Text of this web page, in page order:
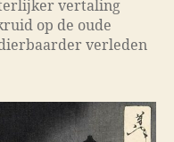
vertaling
op de oude
verleden